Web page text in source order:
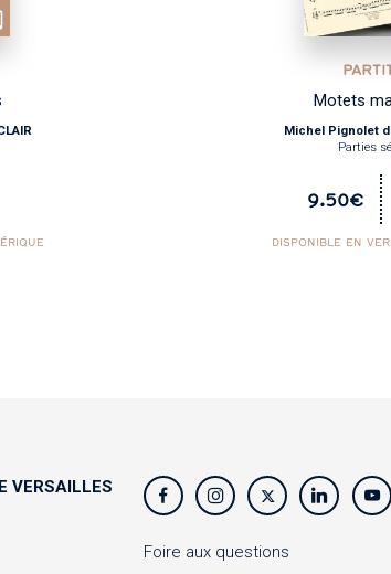
Motets
Michel Pignolet
Parties
9.50€
DISPONIBLE EN
VERSAILLES
Foire aux questions